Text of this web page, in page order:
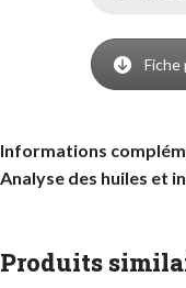
Fiche
Informations
Analyse des huiles et
Produits